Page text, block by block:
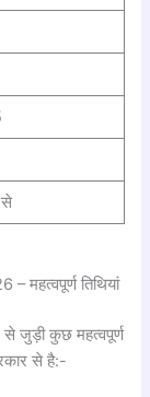
तिथियां
जुड़ी कुछ महत्वपूर्ण
से है:-